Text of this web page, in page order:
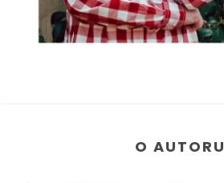
O AUTORU